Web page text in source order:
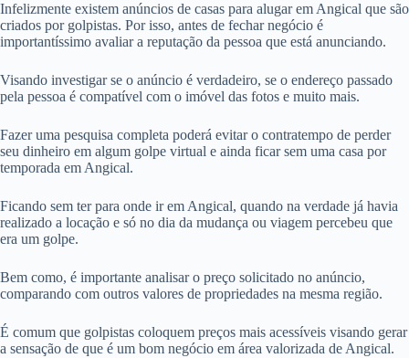
Infelizmente existem anúncios de casas para alugar em Angical que são
criados por golpistas. Por isso, antes de fechar negócio é
importantíssimo avaliar a reputação da pessoa que está anunciando.
Visando investigar se o anúncio é verdadeiro, se o endereço passado
pela pessoa é compatível com o imóvel das fotos e muito mais.
Fazer uma pesquisa completa poderá evitar o contratempo de perder
seu dinheiro em algum golpe virtual e ainda ficar sem uma casa por
temporada em Angical.
Ficando sem ter para onde ir em Angical, quando na verdade já havia
realizado a locação e só no dia da mudança ou viagem percebeu que
era um golpe.
Bem como, é importante analisar o preço solicitado no anúncio,
comparando com outros valores de propriedades na mesma região.
É comum que golpistas coloquem preços mais acessíveis visando gerar
a sensação de que é um bom negócio em área valorizada de Angical.